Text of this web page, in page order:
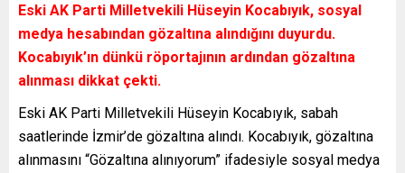
Eski AK Parti Milletvekili Hüseyin Kocabıyık, sosyal
medya hesabından gözaltına alındığını duyurdu.
Kocabıyık’ın dünkü röportajının ardından gözaltına
alınması dikkat çekti.
Eski AK Parti Milletvekili Hüseyin Kocabıyık, sabah
saatlerinde İzmir’de gözaltına alındı. Kocabıyık, gözaltına
alınmasını “Gözaltına alınıyorum” ifadesiyle sosyal medya